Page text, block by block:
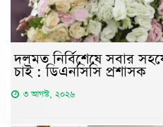
দলমত নির্বিশেষে সবার
চাই : ডিএনসিসি প্রশাসক
৩ আগস্ট, ২০২৬